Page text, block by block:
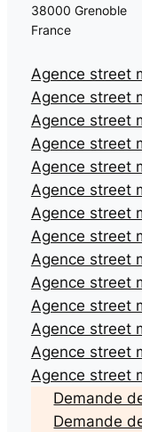
38000 Grenoble
France
Agence street
Agence street
Agence street
Agence street
Agence street
Agence street
Agence street
Agence street
Agence street
Agence street
Agence street
Agence street
Agence street
Agence street
Demande
Demande